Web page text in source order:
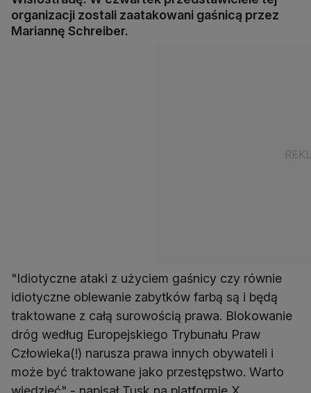
organizacji zostali zaatakowani gaśnicą przez
Mariannę Schreiber.
"Idiotyczne ataki z użyciem gaśnicy czy równie
idiotyczne oblewanie zabytków farbą są i będą
traktowane z całą surowością prawa. Blokowanie
dróg według Europejskiego Trybunału Praw
Człowieka(!) narusza prawa innych obywateli i
może być traktowane jako przestępstwo. Warto